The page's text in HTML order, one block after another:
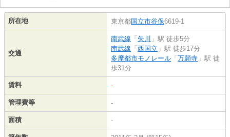
所在地 東京都国立市谷保6619-1
交通
南武線 「 矢川 」駅 徒歩5分
南武線 「 西国立 」駅 徒歩17分
多摩都市モノレール 「 万願寺 」駅 徒
歩31分
賃料 -
管理費等 -
面積 -